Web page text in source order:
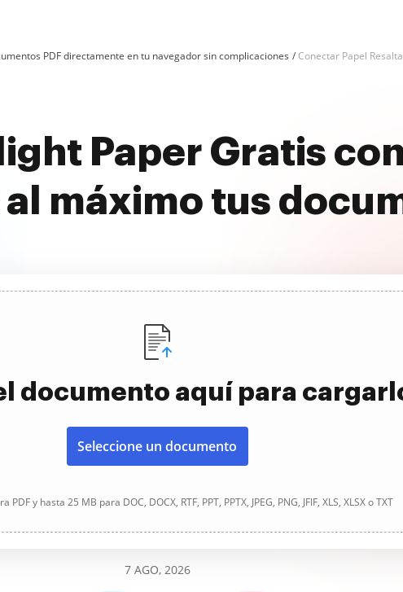
PDF directamente en tu navegador sin complicaciones Conectar Papel
Paper Gratis
máximo tus
documento aquí para
Seleccione un documento
PDF y hasta 25 MB para DOC, DOCX, RTF, PPT, PPTX, JPEG, PNG, JFIF, XLS, XLSX o TXT
7 AGO, 2026